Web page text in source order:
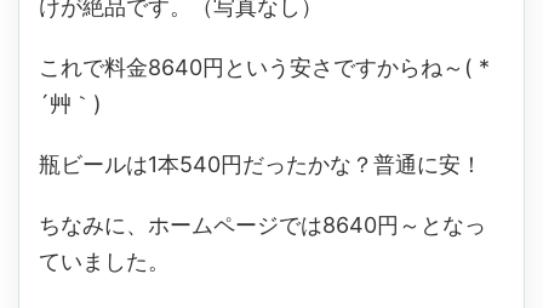
けが絶品です。（写真なし）
これで料金8640円という安さですからね～( *
´艸｀)
瓶ビールは1本540円だったかな？普通に安！
ちなみに、ホームページでは8640円～となっ
ていました。